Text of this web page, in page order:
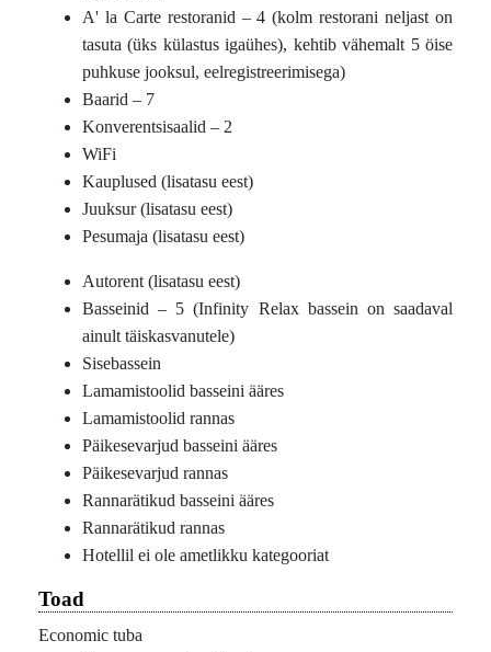
A' la Carte restoranid – 4 (kolm restorani neljast on
tasuta (üks külastus igaühes), kehtib vähemalt 5 öise
puhkuse jooksul, eelregistreerimisega)
Baarid – 7
Konverentsisaalid – 2
WiFi
Kauplused (lisatasu eest)
Juuksur (lisatasu eest)
Pesumaja (lisatasu eest)
Autorent (lisatasu eest)
Basseinid – 5 (Infinity Relax bassein on saadaval
ainult täiskasvanutele)
Sisebassein
Lamamistoolid basseini ääres
Lamamistoolid rannas
Päikesevarjud basseini ääres
Päikesevarjud rannas
Rannarätikud basseini ääres
Rannarätikud rannas
Hotellil ei ole ametlikku kategooriat
Toad
Economic tuba